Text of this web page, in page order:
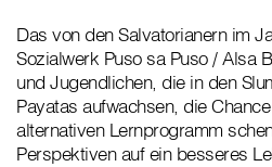
Das von den Salvatorianern im
Sozialwerk Puso sa Puso / Alsa
und Jugendlichen, die in den
Payatas aufwachsen, die
alternativen Lernprogramm
Perspektiven auf ein besseres